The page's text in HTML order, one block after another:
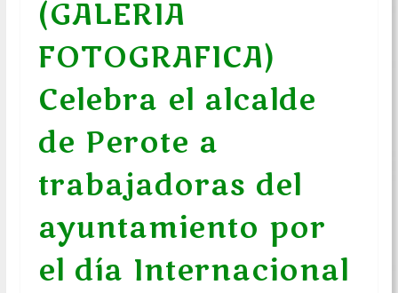
(GALERIA
FOTOGRAFICA)
Celebra el alcalde
de Perote a
trabajadoras del
ayuntamiento por
el día Internacional